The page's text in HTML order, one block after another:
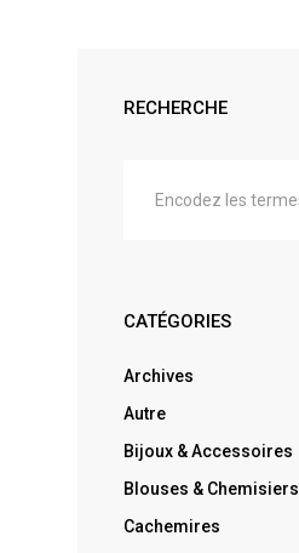
RECHERCHE
CATÉGORIES
Archives
Autre
Bijoux & Accessoires
Blouses & Chemisiers
Cachemires